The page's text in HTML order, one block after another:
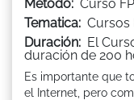
Método: Curso
Tematica: Cursos
Duración: El
duración de 200
Es importante que
el Internet, pero